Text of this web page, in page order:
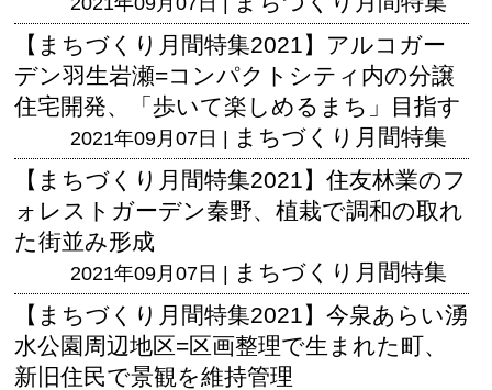
【まちづくり月間特集2021】アルコガー
デン羽生岩瀬=コンパクトシティ内の分譲
住宅開発、「歩いて楽しめるまち」目指す
2021年09月07日 | まちづくり月間特集
【まちづくり月間特集2021】住友林業のフ
ォレストガーデン秦野、植栽で調和の取れ
た街並み形成
2021年09月07日 | まちづくり月間特集
【まちづくり月間特集2021】今泉あらい湧
水公園周辺地区=区画整理で生まれた町、
新旧住民で景観を維持管理